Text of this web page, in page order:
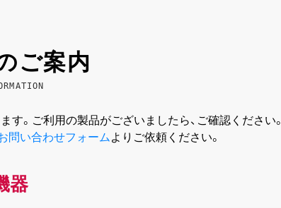
ご案内
。ご利用の製品がございましたら、ご確認ください。
問い合わせフォーム よりご依頼ください。
器